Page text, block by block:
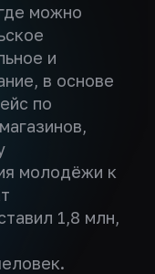
можно
и
в основе
по
молодёжи к
1,8 млн,